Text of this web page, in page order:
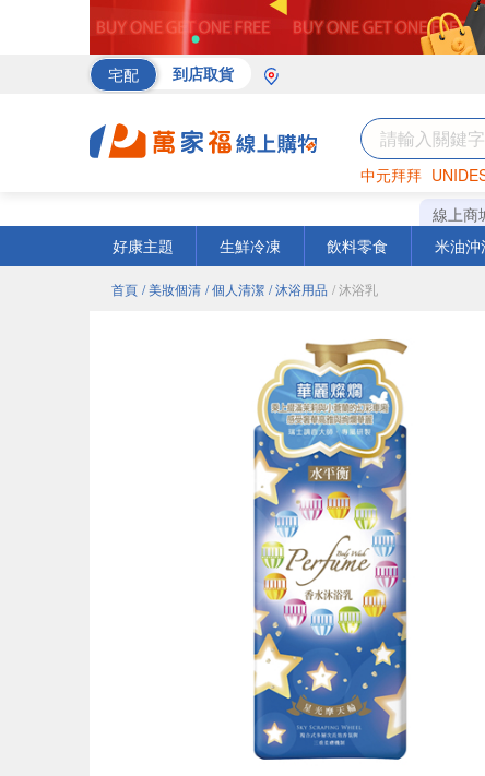
宅配 到店取貨
中元拜拜
巧克力 罐
線上商
好康主題
生鮮冷凍 飲料零食 米油沖
首頁 / 美妝個清 / 個人清潔 / 沐浴用品 / 沐浴乳